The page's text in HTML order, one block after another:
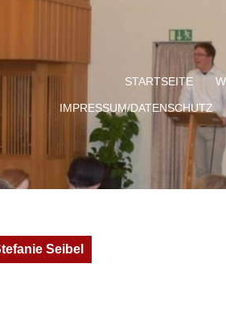
STARTSEITE
IMPRESSUM/DATENSCHUTZ
Seibel